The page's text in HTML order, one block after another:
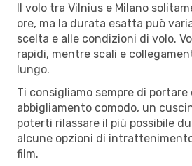
Il volo tra Vilnius e Milano
ore, ma la durata esatta può
scelta e alle condizioni di volo.
rapidi, mentre scali e
lungo.
Ti consigliamo sempre di
abbigliamento comodo, un
poterti rilassare il più possibile
alcune opzioni di
film.